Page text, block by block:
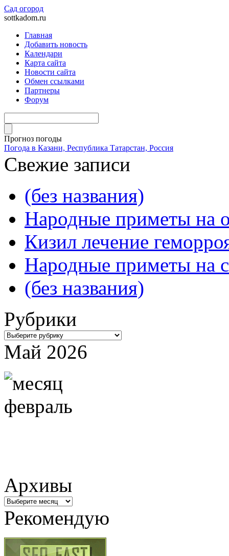
Сад огород
sottkadom.ru
Главная
Добавить новость
Календари
Карта сайта
Новости сайта
Обмен ссылками
Партнеры
Форум
Прогноз погоды
Погода в Казани, Республика Татарстан, Россия
Свежие записи
(без названия)
Народные приметы на
Кизил лечение
Народные приметы на
(без названия)
Рубрики
Рубрики
Май 2026
Архивы
Архивы
Рекомендую